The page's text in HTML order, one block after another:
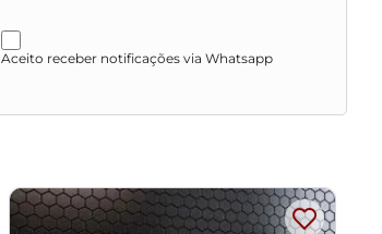
Aceito receber notificações via Whatsapp